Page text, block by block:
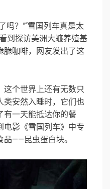
吗？”“雪国列车真是太
到探访美洲大蠊养殖基
脆咖啡，网友发出了这
这个世界上还有无数只
类安然入睡时，它们也
有一天能抵达你的餐
电影《雪国列车》中专
品——昆虫蛋白块。